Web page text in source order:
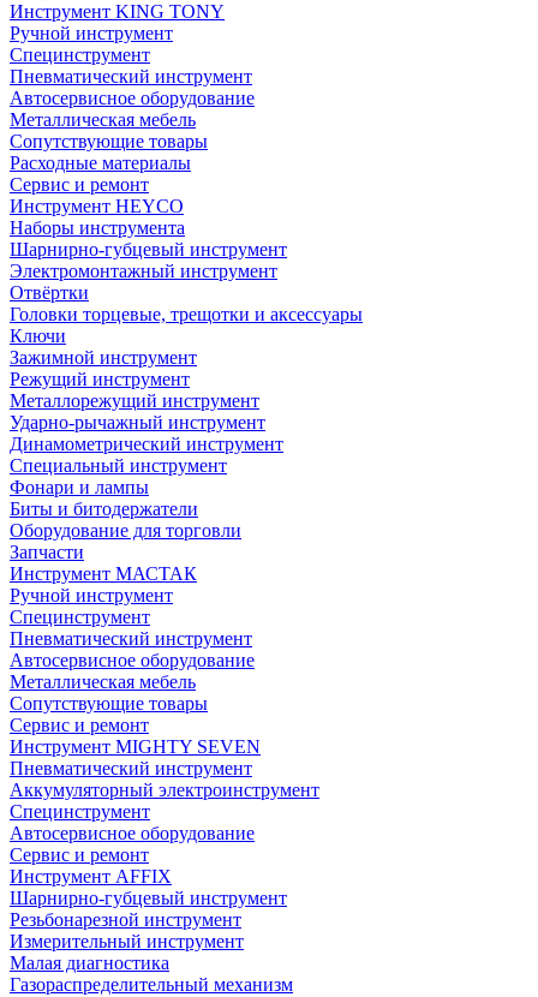
Инструмент KING TONY
Ручной инструмент
Специнструмент
Пневматический инструмент
Автосервисное оборудование
Металлическая мебель
Сопутствующие товары
Расходные материалы
Сервис и ремонт
Инструмент HEYCO
Наборы инструмента
Шарнирно-губцевый инструмент
Электромонтажный инструмент
Отвёртки
Головки торцевые, трещотки и аксессуары
Ключи
Зажимной инструмент
Режущий инструмент
Металлорежущий инструмент
Ударно-рычажный инструмент
Динамометрический инструмент
Специальный инструмент
Фонари и лампы
Биты и битодержатели
Оборудование для торговли
Запчасти
Инструмент МАСТАК
Ручной инструмент
Специнструмент
Пневматический инструмент
Автосервисное оборудование
Металлическая мебель
Сопутствующие товары
Сервис и ремонт
Инструмент MIGHTY SEVEN
Пневматический инструмент
Аккумуляторный электроинструмент
Специнструмент
Автосервисное оборудование
Сервис и ремонт
Инструмент AFFIX
Шарнирно-губцевый инструмент
Резьбонарезной инструмент
Измерительный инструмент
Малая диагностика
Газораспределительный механизм